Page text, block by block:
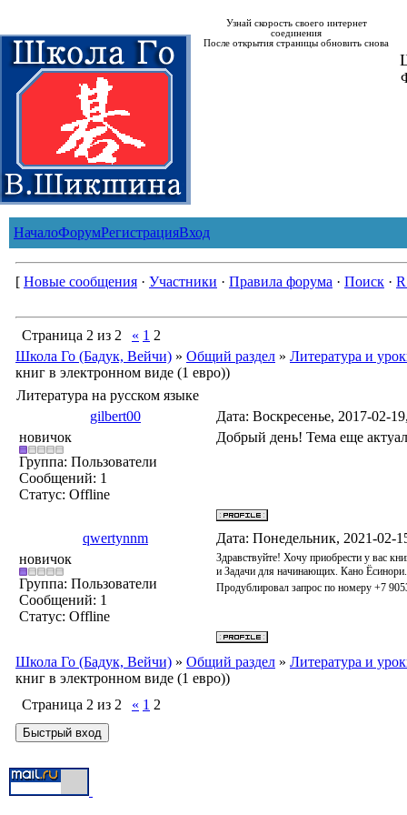
Узнай скорость своего интернет
соединения
После открытия страницы обновить снова
НачалоФорумРегистрацияВход
[ Новые сообщения · Участники · Правила форума · Поиск ·
Страница 2 из 2 « 1 2
Школа Го (Бадук, Вейчи) » Общий раздел » Литература и
книг в электронном виде (1 евро))
Литература на русском языке
gilbert00
Дата: Воскресенье, 2017-02-
новичок
Группа: Пользователи
Сообщений: 1
Статус: Offline
Добрый день! Тема еще
qwertynnm
Дата: Понедельник, 2021-02-
новичок
Группа: Пользователи
Сообщений: 1
Статус: Offline
Здравствуйте! Хочу приобрести у вас
и Задачи для начинающих. Кано
Продублировал запрос по номеру +7
Школа Го (Бадук, Вейчи) » Общий раздел » Литература и
книг в электронном виде (1 евро))
Страница 2 из 2 « 1 2